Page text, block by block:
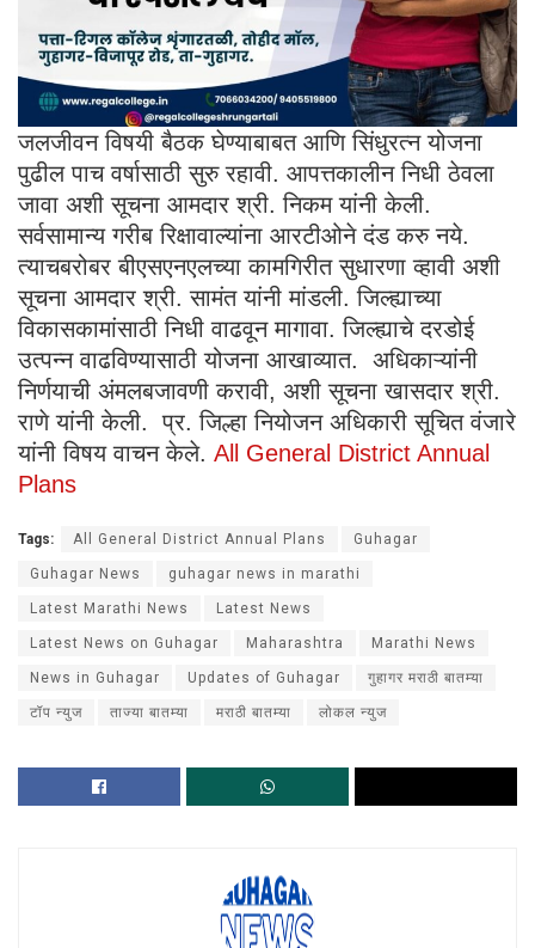
जलजीवन विषयी बैठक घेण्याबाबत आणि सिंधुरत्न योजना
पुढील पाच वर्षासाठी सुरु रहावी. आपत्तकालीन निधी ठेवला
जावा अशी सूचना आमदार श्री. निकम यांनी केली.
सर्वसामान्य गरीब रिक्षावाल्यांना आरटीओने दंड करु नये.
त्याचबरोबर बीएसएनएलच्या कामगिरीत सुधारणा व्हावी अशी
सूचना आमदार श्री. सामंत यांनी मांडली. जिल्ह्याच्या
विकासकामांसाठी निधी वाढवून मागावा. जिल्ह्याचे दरडोई
उत्पन्न वाढविण्यासाठी योजना आखाव्यात. अधिकाऱ्यांनी
निर्णयाची अंमलबजावणी करावी, अशी सूचना खासदार श्री.
राणे यांनी केली. प्र. जिल्हा नियोजन अधिकारी सूचित वंजारे
यांनी विषय वाचन केले. All General District Annual
Plans
Tags: All General District Annual Plans Guhagar
Guhagar News guhagar news in marathi
Latest Marathi News Latest News
Latest News on Guhagar Maharashtra Marathi News
News in Guhagar Updates of Guhagar गुहागर मराठी बातम्या
टॉप न्युज ताज्या बातम्या मराठी बातम्या लोकल न्युज